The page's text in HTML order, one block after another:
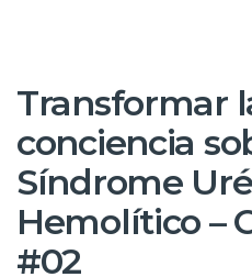
Transformar
conciencia
Síndrome
Hemolítico –
#02